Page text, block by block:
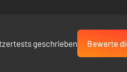
geschrieben Bewerte